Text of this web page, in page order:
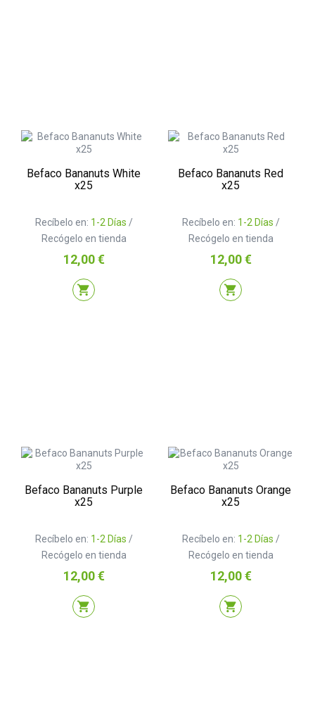
Befaco Bananuts White
x25
Recíbelo en: 1-2 Días /
Recógelo en tienda
Precio
12,00 €
shopping_cart
Befaco Bananuts Red
x25
Recíbelo en: 1-2 Días /
Recógelo en tienda
Precio
12,00 €
shopping_cart
Befaco Bananuts Purple
x25
Recíbelo en: 1-2 Días /
Recógelo en tienda
Precio
12,00 €
shopping_cart
Befaco Bananuts Orange
x25
Recíbelo en: 1-2 Días /
Recógelo en tienda
Precio
12,00 €
shopping_cart